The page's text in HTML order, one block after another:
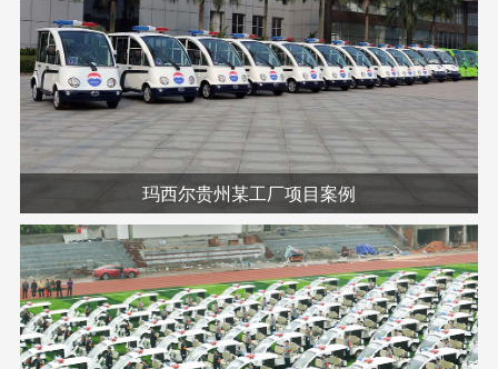
玛西尔贵州某工厂项目案例